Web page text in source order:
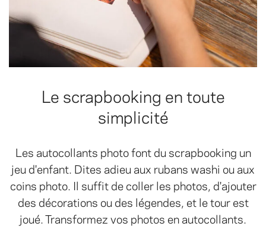
Le scrapbooking en toute
simplicité
Les autocollants photo font du scrapbooking un
jeu d'enfant. Dites adieu aux rubans washi ou aux
coins photo. Il suffit de coller les photos, d'ajouter
des décorations ou des légendes, et le tour est
joué. Transformez vos photos en autocollants.